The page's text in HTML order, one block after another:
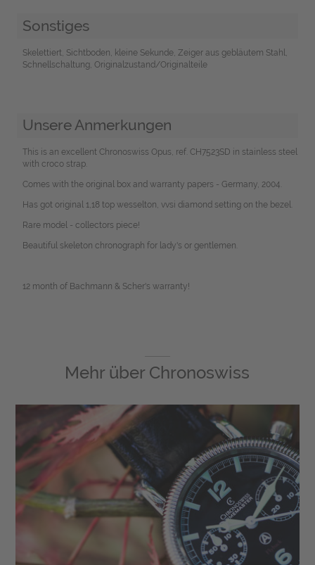
Sonstiges
Skelettiert, Sichtboden, kleine Sekunde, Zeiger aus gebläutem Stahl,
Schnellschaltung, Originalzustand/Originalteile
Unsere Anmerkungen
This is an excellent Chronoswiss Opus, ref. CH7523SD in stainless steel
with croco strap.
Comes with the original box and warranty papers - Germany, 2004.
Has got original 1,18 top wesselton, vvsi diamond setting on the bezel.
Rare model - collectors piece!
Beautiful skeleton chronograph for lady's or gentlemen.
12 month of Bachmann & Scher's warranty!
Mehr über Chronoswiss